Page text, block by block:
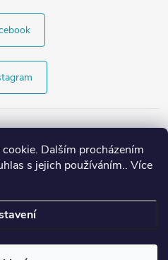
Dalším procházením
s jejich používáním.. Více
. Všechna práva vyhrazena.